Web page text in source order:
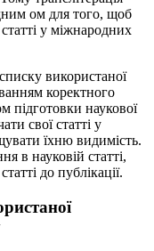
ом для того, щоб
у міжнародних
використаної
коректного
підготовки наукової
свої статті у
їхню видимість.
в науковій статті,
до публікації.